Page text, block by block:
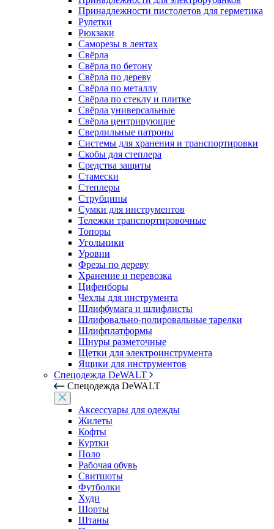
Принадлежности пистолетов для герметика
Рулетки
Рюкзаки
Саморезы в лентах
Свёрла
Свёрла по бетону
Свёрла по дереву
Свёрла по металлу
Свёрла по стеклу и плитке
Свёрла универсальные
Свёрла центрирующие
Сверлильные патроны
Системы для хранения и транспортировки
Скобы для степлера
Средства защиты
Стамески
Степлеры
Струбцины
Сумки для инструментов
Тележки транспортировочные
Топоры
Угольники
Уровни
Фрезы по дереву
Хранение и перевозка
Цифенборы
Чехлы для инструмента
Шлифбумага и шлифлисты
Шлифовально-полировальные тарелки
Шлифплатформы
Шнуры разметочные
Щетки для электроинструмента
Ящики для инструментов
Спецодежда DeWALT
Спецодежда DeWALT
Аксессуары для одежды
Жилеты
Кофты
Куртки
Поло
Рабочая обувь
Свитшоты
Футболки
Худи
Шорты
Штаны